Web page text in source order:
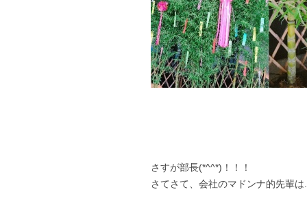
さすが部長(*^^*)！！！
さてさて、会社のマドンナ的先輩は